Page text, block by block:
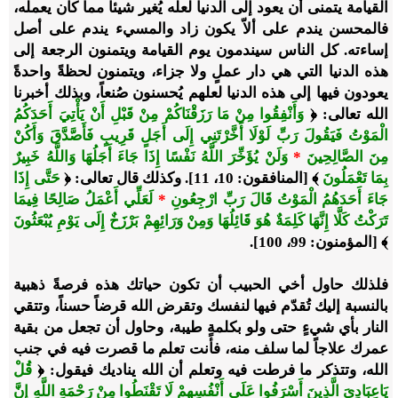
القيامة يتمنى أن يعود إلى الدنيا لعله يُغير شيئاً مما كان يعمله،
فالمحسن يندم على ألاّ يكون زاد والمسيء يندم على أصل
إساءته. كل الناس سيندمون يوم القيامة ويتمنون الرجعة إلى
هذه الدنيا التي هي دار عملٍ ولا جزاء، ويتمنون لحظةً واحدةً
يعودون فيها إلى هذه الدنيا لعلهم يُحسنون صُنعاً، وبذلك أخبرنا
الله تعالى: ﴿ وَأَنْفِقُوا مِنْ مَا رَزَقْنَاكُمْ مِنْ قَبْلِ أَنْ يَأْتِيَ أَحَدَكُمُ
الْمَوْتُ فَيَقُولَ رَبِّ لَوْلَا أَخَّرْتَنِي إِلَى أَجَلٍ قَرِيبٍ فَأَصَّدَّقَ وَأَكُنْ
مِنَ الصَّالِحِينَ * وَلَنْ يُؤَخِّرَ اللَّهُ نَفْسًا إِذَا جَاءَ أَجَلُهَا وَاللَّهُ خَبِيرٌ
بِمَا تَعْمَلُونَ ﴾ [المنافقون: 10، 11]. وكذلك قال تعالى: ﴿
حَتَّى إِذَا
جَاءَ أَحَدَهُمُ الْمَوْتُ قَالَ رَبِّ ارْجِعُونِ * لَعَلِّي أَعْمَلُ صَالِحًا فِيمَا
تَرَكْتُ كَلَّا إِنَّهَا كَلِمَةٌ هُوَ قَائِلُهَا وَمِنْ وَرَائِهِمْ بَرْزَخٌ إِلَى يَوْمِ يُبْعَثُونَ
﴾ [المؤمنون: 99، 100].
فلذلك حاول أخي الحبيب أن تكون حياتك هذه فرصةً ذهبية
بالنسبة إليك تُقدّم فيها لنفسك وتقرض الله قرضاً حسناً، وتتقي
النار بأي شيءٍ حتى ولو بكلمةٍ طيبة، وحاول أن تجعل من بقية
عمرك علاجاً لما سلف منه، فأنت تعلم ما قصرت فيه في جنب
الله، وتتذكر ما فرطت فيه وتعلم أن الله يناديك فيقول: ﴿ قُلْ
يَاعِبَادِيَ الَّذِينَ أَسْرَفُوا عَلَى أَنْفُسِهِمْ لَا تَقْنَطُوا مِنْ رَحْمَةِ اللَّهِ إِنَّ